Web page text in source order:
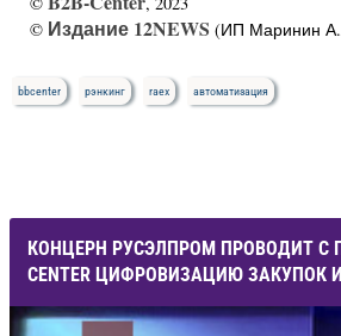
© Издание 12NEWS (ИП Маринин
bbcenter рэнкинг raex автоматизация
КОНЦЕРН РУСЭЛПРОМ ПРОВОДИТ С
CENTER ЦИФРОВИЗАЦИЮ ЗАКУПОК